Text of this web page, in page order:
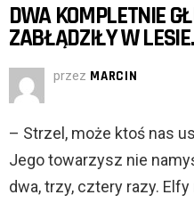
DWA KOMPLETNIE
ZABŁĄDZIŁY W
przez MARCIN
– Strzel, może ktoś nas
Jego towarzysz nie
dwa, trzy, cztery razy.